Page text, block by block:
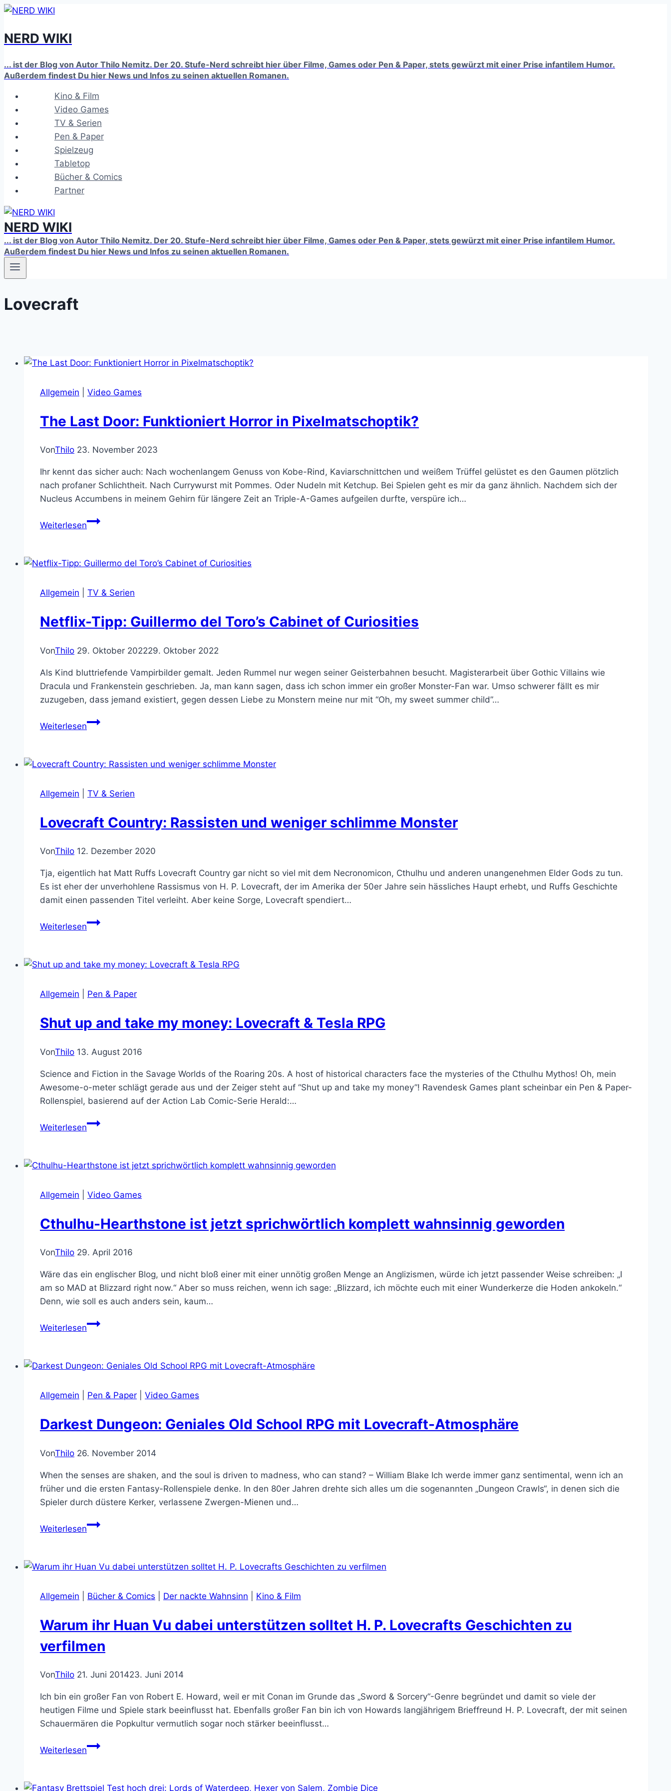
Zum
springen
NERD WIKI
... ist der Blog von Autor Thilo Nemitz. Der 20. Stufe-Nerd schreibt hier über Filme, Games oder Pen & Paper, stets gewürzt mit einer Prise infantilem Humor.
Außerdem findest Du hier News und Infos zu seinen aktuellen Romanen.
Kino & Film
Video Games
TV & Serien
Pen & Paper
Spielzeug
Tabletop
Bücher & Comics
Partner
NERD WIKI
... ist der Blog von Autor Thilo Nemitz. Der 20. Stufe-Nerd schreibt hier über Filme, Games oder Pen & Paper, stets gewürzt mit einer Prise infantilem Humor.
Außerdem findest Du hier News und Infos zu seinen aktuellen Romanen.
Lovecraft
Allgemein Video Games
The Last Door: Funktioniert Horror in Pixelmatschoptik?
VonThilo 23. November 2023
Ihr kennt das sicher auch: Nach wochenlangem Genuss von Kobe-Rind, Kaviarschnittchen und weißem Trüffel gelüstet es den Gaumen plötzlich
nach profaner Schlichtheit. Nach Currywurst mit Pommes. Oder Nudeln mit Ketchup. Bei Spielen geht es mir da ganz ähnlich. Nachdem sich der
Nucleus Accumbens in meinem Gehirn für längere Zeit an Triple-A-Games aufgeilen durfte, verspüre ich…
WeiterlesenThe
Funktioniert
in
Allgemein TV & Serien
Netflix-Tipp: Guillermo del Toro’s Cabinet of Curiosities
VonThilo 29. Oktober 202229. Oktober 2022
Als Kind bluttriefende Vampirbilder gemalt. Jeden Rummel nur wegen seiner Geisterbahnen besucht. Magisterarbeit über Gothic Villains wie
Dracula und Frankenstein geschrieben. Ja, man kann sagen, dass ich schon immer ein großer Monster-Fan war. Umso schwerer fällt es mir
zuzugeben, dass jemand existiert, gegen dessen Liebe zu Monstern meine nur mit “Oh, my sweet summer child”…
WeiterlesenNetflix-
del
Cabinet
Curiosities
Allgemein TV & Serien
Lovecraft Country: Rassisten und weniger schlimme Monster
VonThilo 12. Dezember 2020
Tja, eigentlich hat Matt Ruffs Lovecraft Country gar nicht so viel mit dem Necronomicon, Cthulhu und anderen unangenehmen Elder Gods zu tun.
Es ist eher der unverhohlene Rassismus von H. P. Lovecraft, der im Amerika der 50er Jahre sein hässliches Haupt erhebt, und Ruffs Geschichte
damit einen passenden Titel verleiht. Aber keine Sorge, Lovecraft spendiert…
WeiterlesenLovecraft
und
schlimme
Allgemein Pen & Paper
Shut up and take my money: Lovecraft & Tesla RPG
VonThilo 13. August 2016
Science and Fiction in the Savage Worlds of the Roaring 20s. A host of historical characters face the mysteries of the Cthulhu Mythos! Oh, mein
Awesome-o-meter schlägt gerade aus und der Zeiger steht auf “Shut up and take my money”! Ravendesk Games plant scheinbar ein Pen & Paper-
Rollenspiel, basierend auf der Action Lab Comic-Serie Herald:…
WeiterlesenShut
take
money:
Tesla
Allgemein Video Games
Cthulhu-Hearthstone ist jetzt sprichwörtlich komplett wahnsinnig geworden
VonThilo 29. April 2016
Wäre das ein englischer Blog, und nicht bloß einer mit einer unnötig großen Menge an Anglizismen, würde ich jetzt passender Weise schreiben: „I
am so MAD at Blizzard right now.“ Aber so muss reichen, wenn ich sage: „Blizzard, ich möchte euch mit einer Wunderkerze die Hoden ankokeln.“
Denn, wie soll es auch anders sein, kaum…
WeiterlesenCthulhu-
jetzt
komplett
geworden
Allgemein Pen & Paper Video Games
Darkest Dungeon: Geniales Old School RPG mit Lovecraft-Atmosphäre
VonThilo 26. November 2014
When the senses are shaken, and the soul is driven to madness, who can stand? – William Blake Ich werde immer ganz sentimental, wenn ich an
früher und die ersten Fantasy-Rollenspiele denke. In den 80er Jahren drehte sich alles um die sogenannten „Dungeon Crawls“, in denen sich die
Spieler durch düstere Kerker, verlassene Zwergen-Mienen und…
WeiterlesenDarkest
Old
RPG
Lovecraft-
Atmosphäre
Allgemein Bücher & Comics Der nackte Wahnsinn Kino & Film
Warum ihr Huan Vu dabei unterstützen solltet H. P. Lovecrafts Geschichten zu
verfilmen
VonThilo 21. Juni 201423. Juni 2014
Ich bin ein großer Fan von Robert E. Howard, weil er mit Conan im Grunde das „Sword & Sorcery“-Genre begründet und damit so viele der
heutigen Filme und Spiele stark beeinflusst hat. Ebenfalls großer Fan bin ich von Howards langjährigem Brieffreund H. P. Lovecraft, der mit seinen
Schauermären die Popkultur vermutlich sogar noch stärker beeinflusst…
WeiterlesenWarum
Vu